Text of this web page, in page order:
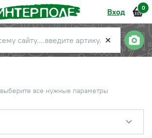
Вход 0
✕
все нужные параметры